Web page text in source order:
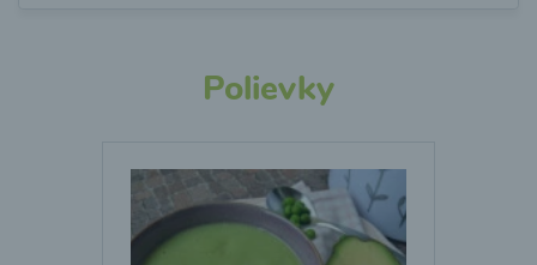
Polievky